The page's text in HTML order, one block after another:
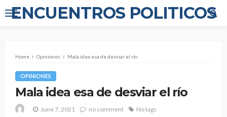
ENCUENTROS POLITICOS
Home Opiniones Mala idea esa de desviar el río
OPINIONES
Mala idea esa de desviar el río
June 7, 2021 no comment No tags